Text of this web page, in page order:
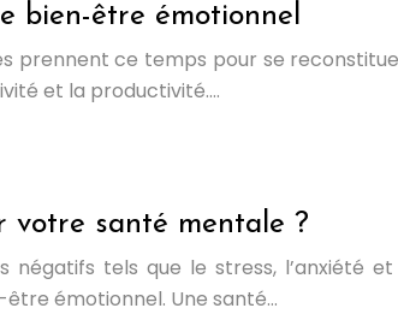
bien-être émotionnel
prennent ce temps pour se
et la productivité….
votre santé mentale ?
tels que le stress, l’anxiété
émotionnel. Une santé…